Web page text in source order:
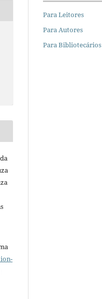
Para Leitores
Para Autores
Para Bibliotecários